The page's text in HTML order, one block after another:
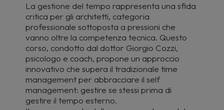
La gestione del tempo rappresenta una sfida
critica per gli architetti, categoria
professionale sottoposta a pressioni che
vanno oltre la competenza tecnica. Questo
corso, condotto dal dottor Giorgio Cozzi,
psicologo e coach, propone un approccio
innovativo che supera il tradizionale time
management per abbracciare il self
management: gestire se stessi prima di
gestire il tempo esterno.